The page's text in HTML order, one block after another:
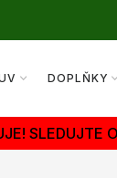
DOPLŇKY
SLEDUJTE